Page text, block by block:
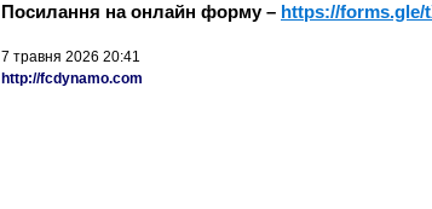
Посилання на онлайн форму – https://forms.gle/
7 травня 2026 20:41
http://fcdynamo.com